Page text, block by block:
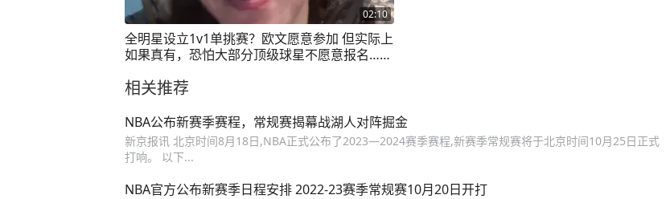
02:10
全明星设立1v1单挑赛？欧文愿意参加 但实际上
如果真有，恐怕大部分顶级球星不愿意报名…#
相关推荐
NBA公布新赛季赛程，常规赛揭幕战湖人对阵掘金
新京报讯 北京时间8月18日,NBA正式公布了2023—2024赛季赛程,新赛季常规赛将于北京时间10月25日正式
打响。 以下...
NBA官方公布新赛季日程安排 2022-23赛季常规赛10月20日开打